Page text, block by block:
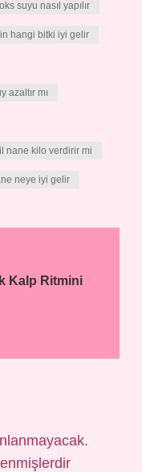
suyu nasıl yapılır
hangi bitki iyi gelir
azaltır mı
nane kilo verdirir mi
neye iyi gelir
Kalp Ritmini